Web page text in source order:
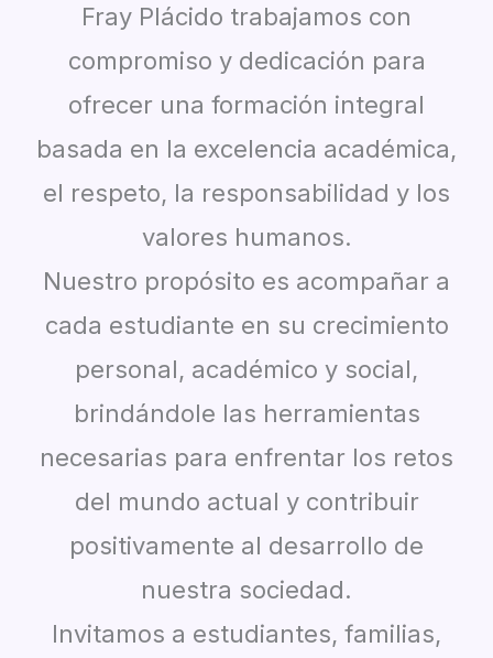
Fray Plácido trabajamos con
compromiso y dedicación para
ofrecer una formación integral
basada en la excelencia académica,
el respeto, la responsabilidad y los
valores humanos.
Nuestro propósito es acompañar a
cada estudiante en su crecimiento
personal, académico y social,
brindándole las herramientas
necesarias para enfrentar los retos
del mundo actual y contribuir
positivamente al desarrollo de
nuestra sociedad.
Invitamos a estudiantes, familias,